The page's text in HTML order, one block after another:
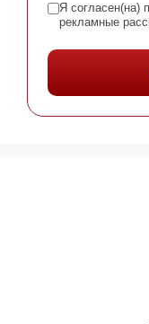
Я согласен(на)
рекламные